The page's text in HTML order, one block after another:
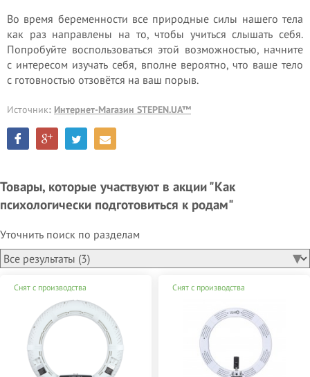
Во время беременности все природные силы нашего тела
как раз направлены на то, чтобы учиться слышать себя.
Попробуйте воспользоваться этой возможностью, начните
с интересом изучать себя, вполне вероятно, что ваше тело
с готовностью отзовётся на ваш порыв.
Источник: Интернет-Магазин STEPEN.UA™
Товары, которые участвуют в акции "Как
психологически подготовиться к родам"
Уточнить поиск по разделам
Снят с производства Снят с производства